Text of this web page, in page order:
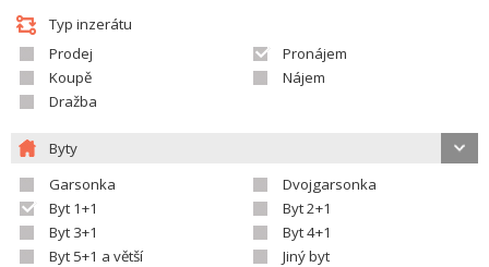
Typ inzerátu
Prodej
Pronájem
Koupě
Nájem
Dražba
Byty
Garsonka
Dvojgarsonka
Byt 1+1
Byt 2+1
Byt 3+1
Byt 4+1
Byt 5+1 a větší
Jiný byt